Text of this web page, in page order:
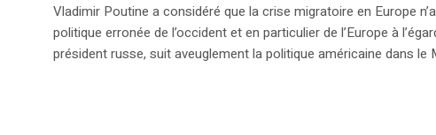
Vladimir Poutine a considéré que la crise migratoire en Europe
politique erronée de l’occident et en particulier de l’Europe à
président russe, suit aveuglement la politique américaine dans le